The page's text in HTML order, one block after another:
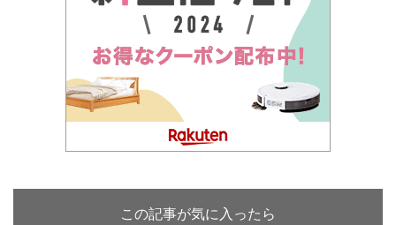
この記事が気に入ったら